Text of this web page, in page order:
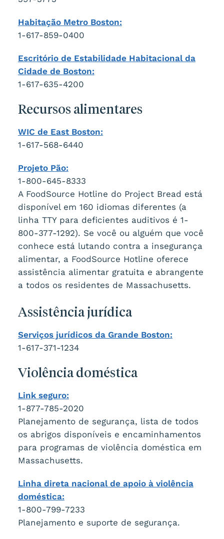
Habitação Metro Boston:
1-617-859-0400
Escritório de Estabilidade Habitacional da
Cidade de Boston:
1-617-635-4200
Recursos alimentares
WIC de East Boston:
1-617-568-6440
Projeto Pão:
1-800-645-8333
A FoodSource Hotline do Project Bread está
disponível em 160 idiomas diferentes (a
linha TTY para deficientes auditivos é 1-
800-377-1292). Se você ou alguém que você
conhece está lutando contra a insegurança
alimentar, a FoodSource Hotline oferece
assistência alimentar gratuita e abrangente
a todos os residentes de Massachusetts.
Assistência jurídica
Serviços jurídicos da Grande Boston:
1-617-371-1234
Violência doméstica
Link seguro:
1-877-785-2020
Planejamento de segurança, lista de todos
os abrigos disponíveis e encaminhamentos
para programas de violência doméstica em
Massachusetts.
Linha direta nacional de apoio à violência
doméstica:
1-800-799-7233
Planejamento e suporte de segurança.